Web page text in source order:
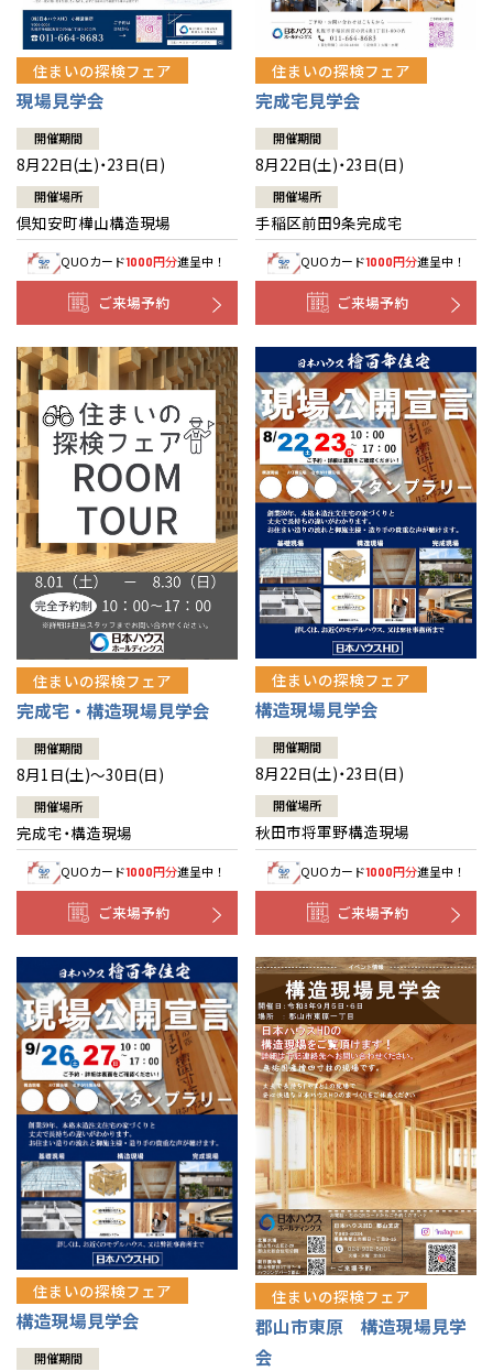
住まいの探検フェア
現場見学会
開催期間
8月22日(土)・23日(日)
開催場所
倶知安町樺山構造現場
QUOカード1000円分進呈中！
ご来場予約
住まいの探検フェア
完成宅見学会
開催期間
8月22日(土)・23日(日)
開催場所
手稲区前田9条完成宅
QUOカード1000円分進呈中！
ご来場予約
住まいの探検フェア
完成宅・構造現場見学会
開催期間
8月1日(土)～30日(日)
開催場所
完成宅・構造現場
QUOカード1000円分進呈中！
ご来場予約
住まいの探検フェア
構造現場見学会
開催期間
8月22日(土)・23日(日)
開催場所
秋田市将軍野構造現場
QUOカード1000円分進呈中！
ご来場予約
住まいの探検フェア
構造現場見学会
開催期間
住まいの探検フェア
郡山市東原 構造現場見学
会
道央
道北
道南
道東
青森
秋田
岩手
山形
宮城
福島
甲信越・北陸
新潟
山梨
長野
富山
石川
福井
関東
東京
神奈川
埼玉
千葉
茨城
栃木
群馬
東海
愛知
岐阜
静岡
三重
近畿
大阪
京都
兵庫
奈良
滋賀
和歌山
中国・四国
岡山
香川
愛媛
鳥取
島根
広島
山口
徳島
高知
九州
福岡
佐賀
熊本
大分
宮崎
鹿児島
長崎
沖縄
分譲マンション
※現住所のある都道府県以外の建築予定地の方でも現住所の有るお近
くの展示場又は店舗にお問合せください。移住の計画の方もご相談対
応します。お気軽にご相談ください。
道央
苫小牧千歳
小樽
道北
道南
道東
釧路
青森県
八戸
青森
秋田県
秋田
岩手県
山形県
宮城県
仙台
福島県
会津
甲信越・北陸
新潟県
長岡
山梨県
長野県
富山県
富山
石川県
福井県
福井
関東
東京都
神奈川県
相模
埼玉県
埼玉
千葉県
千葉
柏
茨城県
水戸
栃木県
宇都宮
小山
群馬県
群馬
伊勢崎
東海
愛知県
岐阜県
岐阜
静岡県
三重県
四日市
近畿
大阪府
大阪
京都府
京都
兵庫県
姫路
奈良県
奈良
中国・四国
岡山県
岡山
愛媛県
松山
九州
福岡県
福岡
佐賀県
佐賀
熊本県
熊本
大分県
大分
宮崎県
宮崎
鹿児島県
鹿児島